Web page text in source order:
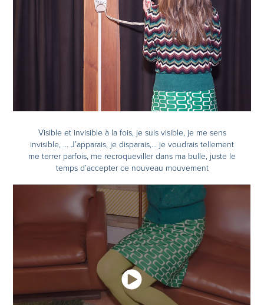
Visible et invisible à la fois, je suis visible, je me sens
invisible, … J’apparais, je disparais,… je voudrais tellement
me terrer parfois, me recroqueviller dans ma bulle, juste le
temps d’accepter ce nouveau mouvement